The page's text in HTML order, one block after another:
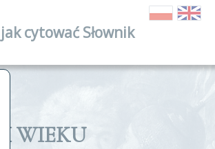
jak cytować Słownik
WIEKU